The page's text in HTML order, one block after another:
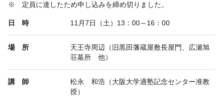
※ 定員に達したため申し込みを締め切りました。
日 時 11月7日（土）13：00～16：00
場 所
天王寺周辺（旧黒田藩蔵屋敷長屋門、広瀬旭
荘墓所 他）
講 師
松永 和浩（大阪大学適塾記念センター准教
授）